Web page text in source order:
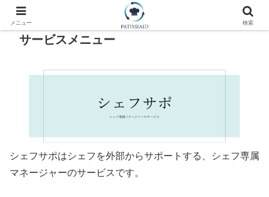
サービスメニュー
シェフサポはシェフを外部からサポートする、シェフ専属
マネージャーのサービスです。
メニュー 検索